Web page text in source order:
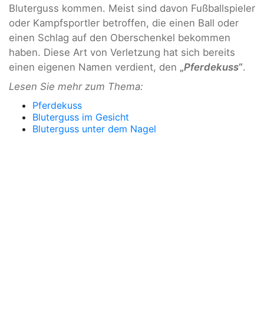
Bluterguss kommen. Meist sind davon Fußballspieler
oder Kampfsportler betroffen, die einen Ball oder
einen Schlag auf den Oberschenkel bekommen
haben. Diese Art von Verletzung hat sich bereits
einen eigenen Namen verdient, den „Pferdekuss“.
Lesen Sie mehr zum Thema:
Pferdekuss
Bluterguss im Gesicht
Bluterguss unter dem Nagel